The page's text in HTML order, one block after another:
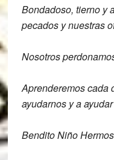
Bondadoso, tierno y
pecados y nuestras
Nosotros
Aprenderemos cada
ayudarnos y a
Bendito Niño